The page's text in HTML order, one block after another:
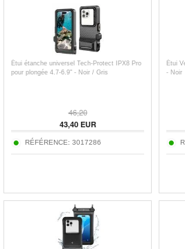
Étui étanche universel Tech-Protect IPX8 Pro
pour plongée 4.7-6.9" - Noir / Gris
46,20
43,40EUR
RÉFÉRENCE: 3017286
Étui
- Noir